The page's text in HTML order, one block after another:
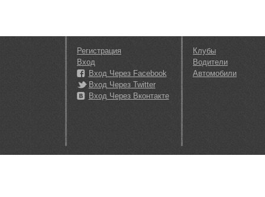
Регистрация
Вход
Вход Через Facebook
Вход Через Twitter
Вход Через Вконтакте
Клубы
Водители
Автомобили